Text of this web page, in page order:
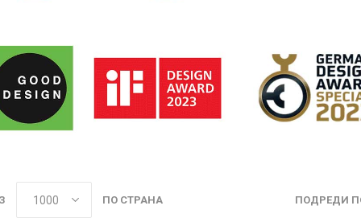
ПОДРЕДИ
ПО СТРАНА